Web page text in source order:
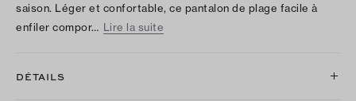
saison. Léger et confortable, ce pantalon de plage facile à
enfiler compor… Lire la suite
DÉTAILS